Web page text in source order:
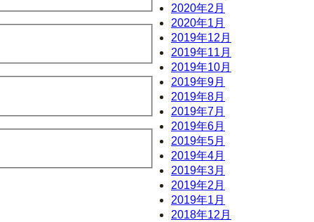
2020年2月
2020年1月
2019年12月
2019年11月
2019年10月
2019年9月
2019年8月
2019年7月
2019年6月
2019年5月
2019年4月
2019年3月
2019年2月
2019年1月
2018年12月